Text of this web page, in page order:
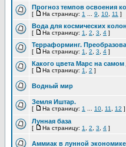
Прогноз темпов освоения
[ На страницу: 1 9 10 11 ]
Вода для космических
[ На страницу: 1 2 3 4 ]
Терраформинг.
[ На страницу: 1 2 3 4 ]
Какого цвета Марс на самом
[ На страницу: 1 2 ]
Водный мир
Земля Иштар.
[ На страницу: 1 10 11 12 ]
Лунная база
[ На страницу: 1 2 3 4 ]
Аммиак в лунной экономике